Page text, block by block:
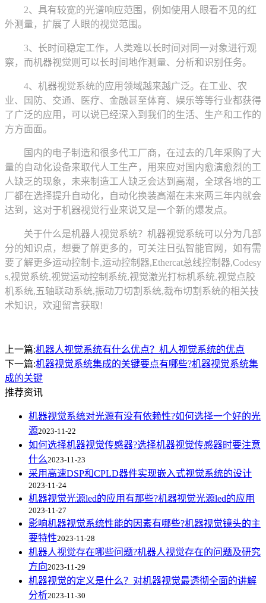
2、具有较宽的光谱响应范围，例如使用人眼看不见的红
外测量，扩展了人眼的视觉范围。
3、长时间稳定工作，人类难以长时间对同一对象进行观
察，而机器视觉则可以长时间地作测量、分析和识别任务。
4、机器视觉系统的应用领域越来越广泛。在工业、农
业、国防、交通、医疗、金融甚至体育、娱乐等等行业都获得
了广泛的应用，可以说已经深入到我们的生活、生产和工作的
方方面面。
国内的电子制造和很多代工厂商，在过去的几年采购了大
量的自动化设备来取代人工生产，用来应对国内愈演愈烈的工
人缺乏的现象，未来制造工人缺乏会达到高潮，全球各地的工
厂都在选择提升自动化，自动化换装高潮在未来两三年内就会
达到，这对于机器视觉行业来说又是一个新的爆发点。
关于什么是机器人视觉系统？机器视觉系统可以分为几部
分的知识点，想要了解更多的，可关注日弘智能官网，如有需
要了解更多运动控制卡,运动控制器,Ethercat总线控制器,Codesy
s,视觉系统,视觉运动控制系统,视觉激光打标机系统,视觉点胶
机系统,五轴联动系统,振动刀切割系统,裁布切割系统的相关技
术知识，欢迎留言获取!
上一篇:机器人视觉系统有什么优点？机人视觉系统的优点
下一篇:机器视觉系统集成的关键要点有哪些?机器视觉系统集
成的关键
推荐资讯
机器视觉系统对光源有没有依赖性?如何选择一个好的光
源2023-11-22
如何选择机器视觉传感器?选择机器视觉传感器时要注意
什么2023-11-23
采用高速DSP和CPLD器件实现嵌入式视觉系统的设计
2023-11-24
机器视觉光源led的应用有那些?机器视觉光源led的应用
2023-11-27
影响机器视觉系统性能的因素有哪些?机器视觉镜头的主
要特性2023-11-28
机器人视觉存在哪些问题?机器人视觉存在的问题及研究
方向2023-11-29
机器视觉的定义是什么？对机器视觉最透彻全面的讲解
分析2023-11-30